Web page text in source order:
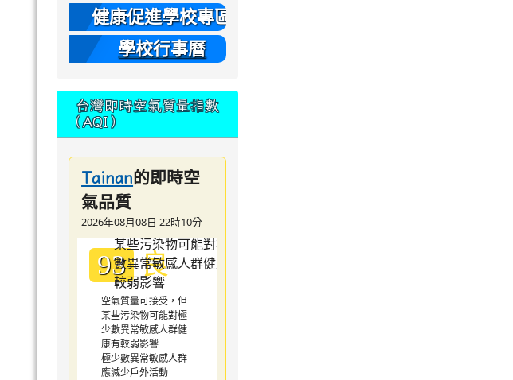
健康促進學校專區
學校行事曆
台灣即時空氣質量指數
（AQI）
Tainan的即時空
氣品質
2026年08月08日 22時10分
93 良
空氣質量可接受，但
某些污染物可能對極
少數異常敏感人群健
康有較弱影響
極少數異常敏感人群
應減少戶外活動